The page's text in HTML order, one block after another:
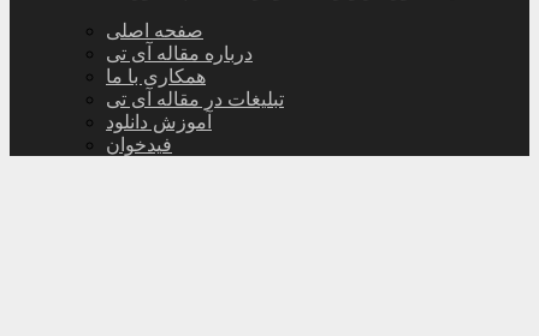
صفحه اصلی
درباره مقاله آی تی
همکاری با ما
تبلیغات در مقاله آی تی
آموزش دانلود
فیدخوان